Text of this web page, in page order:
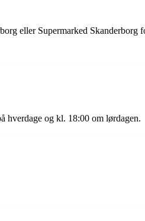
eller Supermarked Skanderborg
hverdage og kl. 18:00 om lørdagen.